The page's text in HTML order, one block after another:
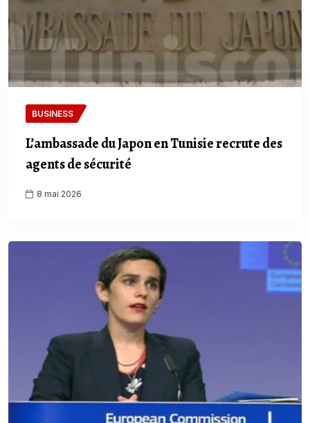
BUSINESS
L’ambassade du Japon en Tunisie recrute des
agents de sécurité
8 mai 2026